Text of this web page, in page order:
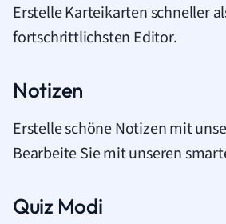
Erstelle Karteikarten schneller
fortschrittlichsten Editor.
Notizen
Erstelle schöne Notizen mit
Bearbeite Sie mit unseren
Quiz Modi